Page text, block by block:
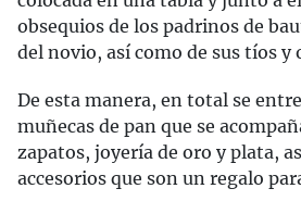
obsequios de los padrinos de
del novio, así como de sus tíos
De esta manera, en total se
muñecas de pan que se
zapatos, joyería de oro y plata,
accesorios que son un regalo